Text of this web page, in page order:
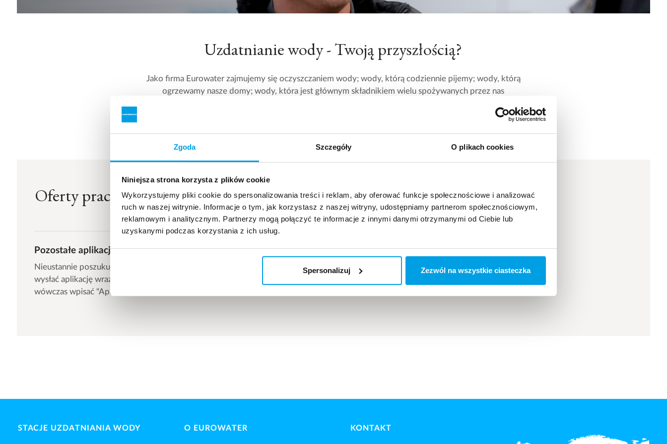
Zgoda Szczegóły O plikach cookies
Niniejsza strona korzysta z plików cookie
Wykorzystujemy pliki cookie do spersonalizowania treści i reklam, aby oferować funkcje społecznościowe i analizować
ruch w naszej witrynie. Informacje o tym, jak korzystasz z naszej witryny, udostępniamy partnerom społecznościowym,
reklamowym i analitycznym. Partnerzy mogą połączyć te informacje z innymi danymi otrzymanymi od Ciebie lub
uzyskanymi podczas korzystania z ich usług.
Spersonalizuj Zezwól na wszystkie ciasteczka
Uzdatnianie wody - Twoją przyszłością?
Jako firma Eurowater zajmujemy się oczyszczaniem wody; wody, którą codziennie pijemy; wody, którą
ogrzewamy nasze domy; wody, która jest głównym składnikiem wielu spożywanych przez nas
Oferty pracy:
Pozostałe aplikacje
Nieustannie poszukujemy nowych współpracowników i zawsze możesz
wysłać aplikację wraz ze swoim CV na adres
wówczas wpisać "Aplikacja- pozostałe" jako temat wiadomości.
STACJE UZDATNIANIA WODY O EUROWATER KONTAKT